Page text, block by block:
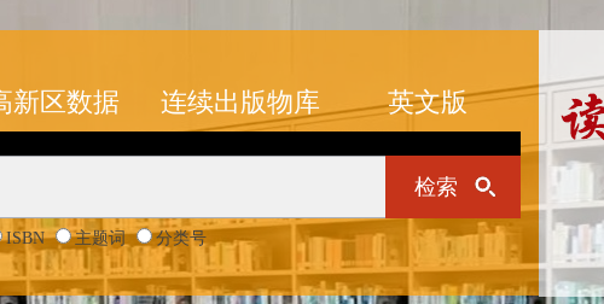
检索
ISBN 主题词 分类号
新区数据 连续出版物库 英文版